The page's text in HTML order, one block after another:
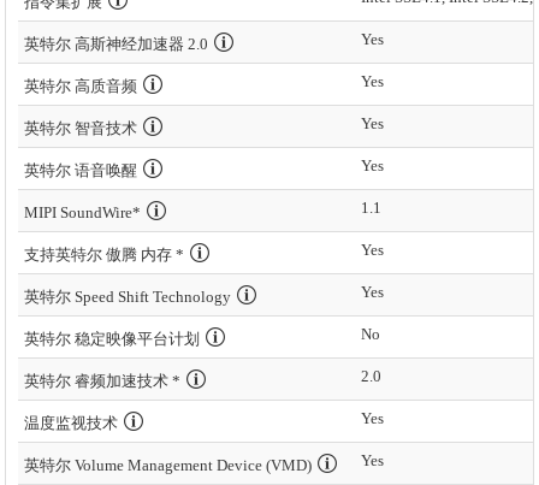
英特尔 高斯神经加速器 2.0 Yes
英特尔 高质音频 Yes
英特尔 智音技术 Yes
英特尔 语音唤醒 Yes
MIPI SoundWire* 1.1
支持英特尔 傲腾 内存 * Yes
英特尔 Speed Shift Technology Yes
英特尔 稳定映像平台计划 No
英特尔 睿频加速技术 * 2.0
温度监视技术 Yes
英特尔 Volume Management Device (VMD) Yes